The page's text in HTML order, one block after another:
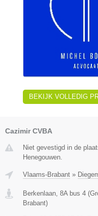
BEKIJK VOLLEDIG
Cazimir CVBA
Niet gevestigd in de
Henegouwen.
Vlaams-Brabant »
Berkenlaan, 8A bus 4
Brabant)